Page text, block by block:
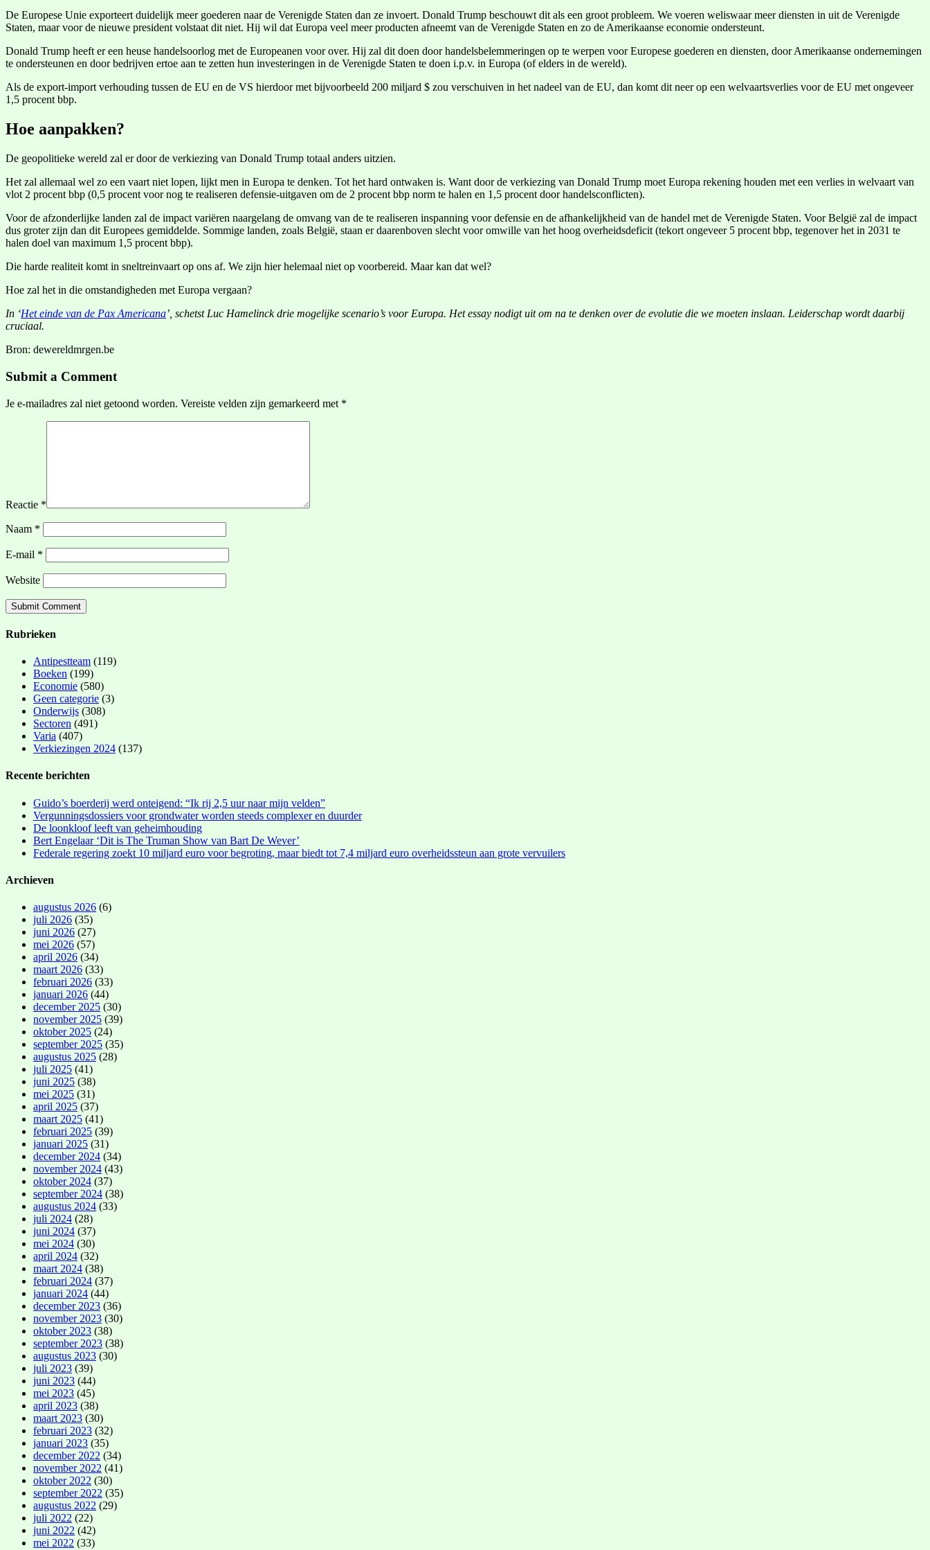
De Europese Unie exporteert duidelijk meer goederen naar de Verenigde Staten dan ze invoert. Donald Trump beschouwt dit als een groot probleem. We voeren weliswaar meer diensten in uit de Verenigde
Staten, maar voor de nieuwe president volstaat dit niet. Hij wil dat Europa veel meer producten afneemt van de Verenigde Staten en zo de Amerikaanse economie ondersteunt.
Donald Trump heeft er een heuse handelsoorlog met de Europeanen voor over. Hij zal dit doen door handelsbelemmeringen op te werpen voor Europese goederen en diensten, door Amerikaanse ondernemingen
te ondersteunen en door bedrijven ertoe aan te zetten hun investeringen in de Verenigde Staten te doen i.p.v. in Europa (of elders in de wereld).
Als de export-import verhouding tussen de EU en de VS hierdoor met bijvoorbeeld 200 miljard $ zou verschuiven in het nadeel van de EU, dan komt dit neer op een welvaartsverlies voor de EU met ongeveer
1,5 procent bbp.
Hoe aanpakken?
De geopolitieke wereld zal er door de verkiezing van Donald Trump totaal anders uitzien.
Het zal allemaal wel zo een vaart niet lopen, lijkt men in Europa te denken. Tot het hard ontwaken is. Want door de verkiezing van Donald Trump moet Europa rekening houden met een verlies in welvaart van
vlot 2 procent bbp (0,5 procent voor nog te realiseren defensie-uitgaven om de 2 procent bbp norm te halen en 1,5 procent door handelsconflicten).
Voor de afzonderlijke landen zal de impact variëren naargelang de omvang van de te realiseren inspanning voor defensie en de afhankelijkheid van de handel met de Verenigde Staten. Voor België zal de impact
dus groter zijn dan dit Europees gemiddelde. Sommige landen, zoals België, staan er daarenboven slecht voor omwille van het hoog overheidsdeficit (tekort ongeveer 5 procent bbp, tegenover het in 2031 te
halen doel van maximum 1,5 procent bbp).
Die harde realiteit komt in sneltreinvaart op ons af. We zijn hier helemaal niet op voorbereid. Maar kan dat wel?
Hoe zal het in die omstandigheden met Europa vergaan?
In ‘Het einde van de Pax Americana’, schetst Luc Hamelinck drie mogelijke scenario’s voor Europa. Het essay nodigt uit om na te denken over de evolutie die we moeten inslaan. Leiderschap wordt daarbij
cruciaal.
Bron: dewereldmrgen.be
Submit a Comment
Je e-mailadres zal niet getoond worden. Vereiste velden zijn gemarkeerd met *
Reactie *
Naam *
E-mail *
Website
Rubrieken
Antipestteam (119)
Boeken (199)
Economie (580)
Geen categorie (3)
Onderwijs (308)
Sectoren (491)
Varia (407)
Verkiezingen 2024 (137)
Recente berichten
Guido’s boerderij werd onteigend: “Ik rij 2,5 uur naar mijn velden”
Vergunningsdossiers voor grondwater worden steeds complexer en duurder
De loonkloof leeft van geheimhouding
Bert Engelaar ‘Dit is The Truman Show van Bart De Wever’
Federale regering zoekt 10 miljard euro voor begroting, maar biedt tot 7,4 miljard euro overheidssteun aan grote vervuilers
Archieven
augustus 2026 (6)
juli 2026 (35)
juni 2026 (27)
mei 2026 (57)
april 2026 (34)
maart 2026 (33)
februari 2026 (33)
januari 2026 (44)
december 2025 (30)
november 2025 (39)
oktober 2025 (24)
september 2025 (35)
augustus 2025 (28)
juli 2025 (41)
juni 2025 (38)
mei 2025 (31)
april 2025 (37)
maart 2025 (41)
februari 2025 (39)
januari 2025 (31)
december 2024 (34)
november 2024 (43)
oktober 2024 (37)
september 2024 (38)
augustus 2024 (33)
juli 2024 (28)
juni 2024 (37)
mei 2024 (30)
april 2024 (32)
maart 2024 (38)
februari 2024 (37)
januari 2024 (44)
december 2023 (36)
november 2023 (30)
oktober 2023 (38)
september 2023 (38)
augustus 2023 (30)
juli 2023 (39)
juni 2023 (44)
mei 2023 (45)
april 2023 (38)
maart 2023 (30)
februari 2023 (32)
januari 2023 (35)
december 2022 (34)
november 2022 (41)
oktober 2022 (30)
september 2022 (35)
augustus 2022 (29)
juli 2022 (22)
juni 2022 (42)
mei 2022 (33)